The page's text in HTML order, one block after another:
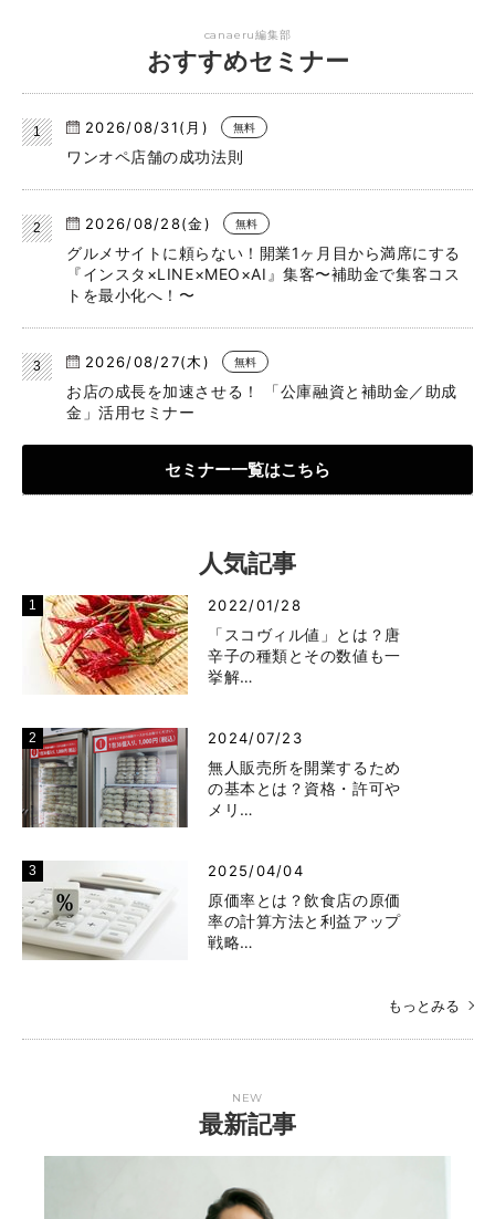
canaeru編集部
おすすめセミナー
2026/08/31(月) 無料
ワンオペ店舗の成功法則
2026/08/28(金) 無料
グルメサイトに頼らない！開業1ヶ月目から満席にする
『インスタ×LINE×MEO×AI』集客〜補助金で集客コス
トを最小化へ！〜
2026/08/27(木) 無料
お店の成長を加速させる！ 「公庫融資と補助金／助成
金」活用セミナー
セミナー一覧はこちら
人気記事
2022/01/28
「スコヴィル値」とは？唐
辛子の種類とその数値も一
挙解…
2024/07/23
無人販売所を開業するため
の基本とは？資格・許可や
メリ…
2025/04/04
原価率とは？飲食店の原価
率の計算方法と利益アップ
戦略…
もっとみる
NEW
最新記事